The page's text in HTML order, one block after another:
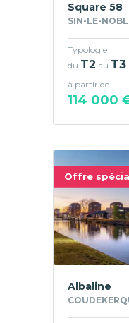
Square 58
SIN-LE-
Typologie
du T2 au T3
à partir de
114 000
Offre
Albaline